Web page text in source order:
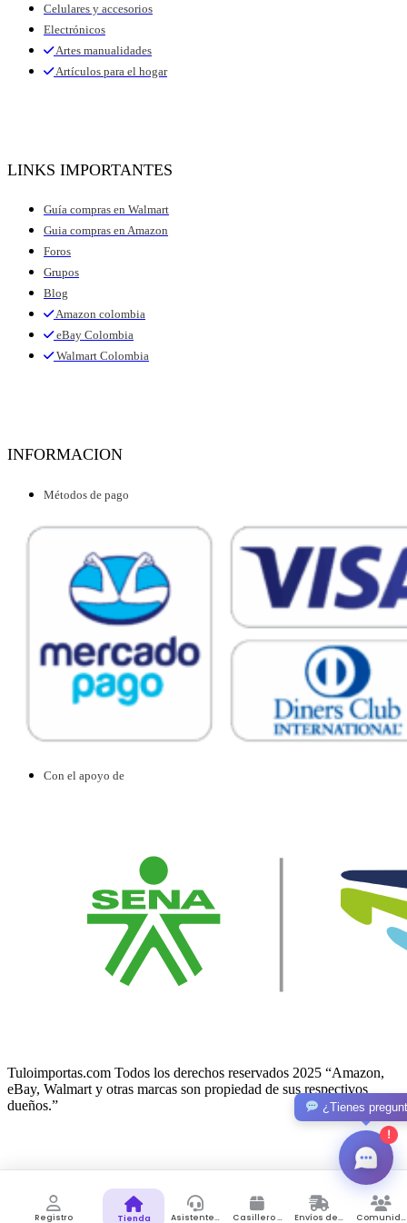
Registro Tienda Asistente de Compras Casillero Virtual Envíos desde Colombia Comunidad
Celulares y accesorios
Electrónicos
Artes manualidades
Artículos para el hogar
LINKS IMPORTANTES
Guía compras en Walmart
Guia compras en Amazon
Foros
Grupos
Blog
Amazon colombia
eBay Colombia
Walmart Colombia
INFORMACION
Métodos de pago
Con el apoyo de
Tuloimportas.com Todos los derechos reservados 2025 “Amazon,
eBay, Walmart y otras marcas son propiedad de sus respectivos
dueños.”
© 2026 Lunno. All Rights Reserved.
!
¿Tienes